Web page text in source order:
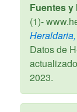
Fuentes
(1)-
Heraldaria,
Datos de
2023.